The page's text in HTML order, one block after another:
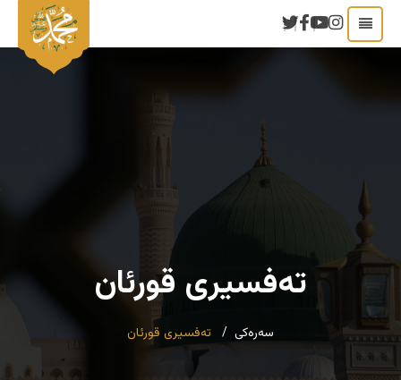
ته‌فسیری قورئان
ته‌فسیری قورئان سەرەکی